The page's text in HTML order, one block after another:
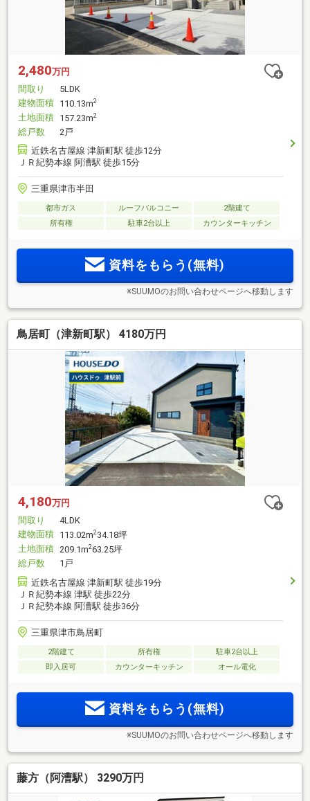
2,480万円
間取り
5LDK
建物面積 110.13m2
土地面積 157.23m2
総戸数
2戸
近鉄名古屋線 津新町駅 徒歩12分
ＪＲ紀勢本線 阿漕駅 徒歩15分
三重県津市半田
都市ガス ルーフバルコニー
2階建て
所有権
駐車2台以上 カウンターキッチン
資料をもらう(無料)
※SUUMOのお問い合わせページへ移動します
鳥居町（津新町駅） 4180万円
4,180万円
間取り
4LDK
建物面積 113.02m234.18坪
土地面積 209.1m263.25坪
総戸数
1戸
近鉄名古屋線 津新町駅 徒歩19分
ＪＲ紀勢本線 津駅 徒歩22分
ＪＲ紀勢本線 阿漕駅 徒歩36分
三重県津市鳥居町
2階建て 所有権
駐車2台以上
即入居可
カウンターキッチン オール電化
資料をもらう(無料)
※SUUMOのお問い合わせページへ移動します
藤方（阿漕駅） 3290万円